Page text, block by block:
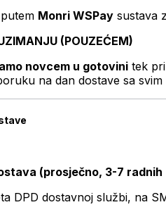
Monri WSPay sustava
(POUZEĆEM)
novcem u gotovini tek
na dan dostave sa svim
(prosječno, 3-7 radnih
DPD dostavnoj službi, na